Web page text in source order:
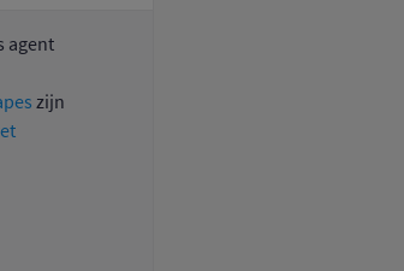
agent
zijn